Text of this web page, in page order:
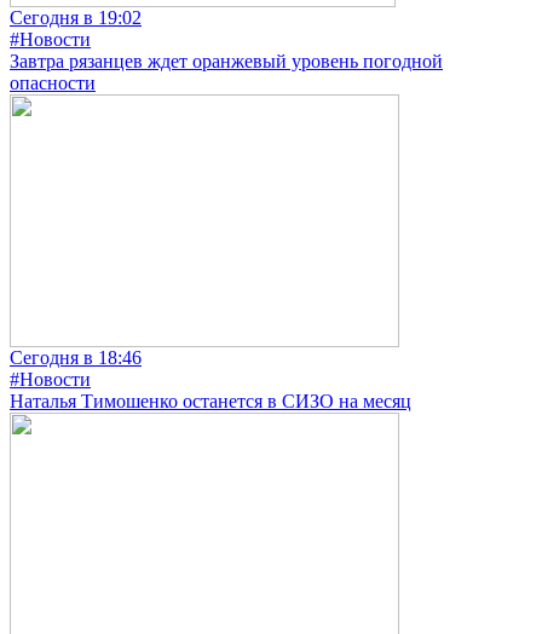
Сегодня в 19:02
#Новости
Завтра рязанцев ждет оранжевый уровень погодной
опасности
Сегодня в 18:46
#Новости
Наталья Тимошенко останется в СИЗО на месяц